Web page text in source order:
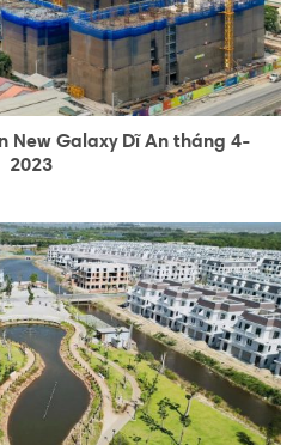
New Galaxy Dĩ An tháng 4-
2023